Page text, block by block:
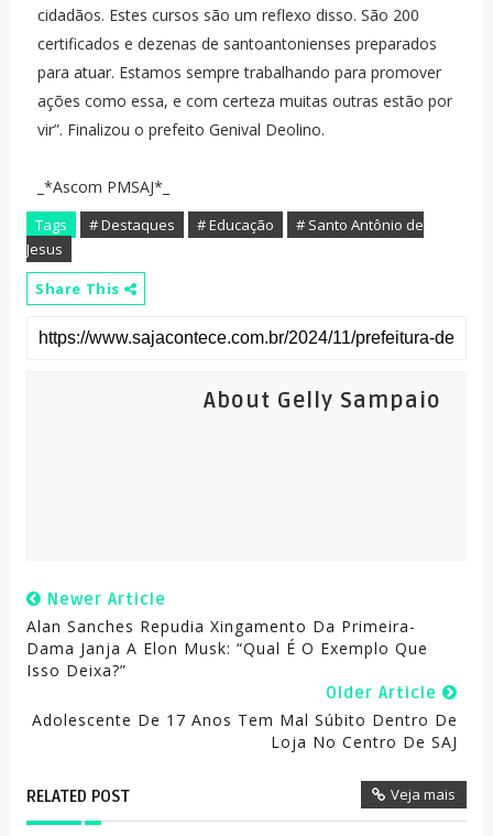
cidadãos. Estes cursos são um reflexo disso. São 200
certificados e dezenas de santoantonienses preparados
para atuar. Estamos sempre trabalhando para promover
ações como essa, e com certeza muitas outras estão por
vir”. Finalizou o prefeito Genival Deolino.
_*Ascom PMSAJ*_
Tags # Destaques # Educação
# Santo Antônio de
Jesus
Share This
About Gelly Sampaio
Newer Article
Alan Sanches Repudia Xingamento Da Primeira-
Dama Janja A Elon Musk: “qual É O Exemplo Que
Isso Deixa?”
Older Article
Adolescente De 17 Anos Tem Mal Súbito Dentro De
Loja No Centro De SAJ
RELATED POST Veja mais